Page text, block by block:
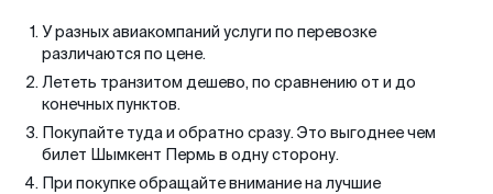
У разных авиакомпаний услуги по перевозке
различаются по цене.
Лететь транзитом дешево, по сравнению от и до
конечных пунктов.
Покупайте туда и обратно сразу. Это выгоднее чем
билет Шымкент Пермь в одну сторону.
При покупке обращайте внимание на лучшие